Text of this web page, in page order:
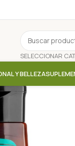
Y BELLEZA